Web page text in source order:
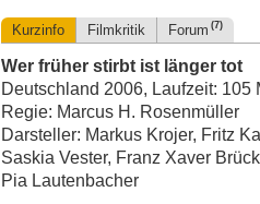
Kurzinfo Filmkritik Forum (7)
Wer früher stirbt ist länger tot
Deutschland 2006, Laufzeit: 105
Regie: Marcus H. Rosenmüller
Darsteller: Markus Krojer, Fritz
Saskia Vester, Franz Xaver
Pia Lautenbacher